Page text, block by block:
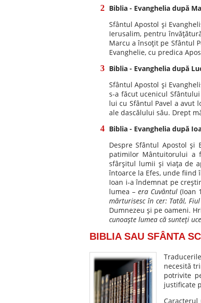
Biblia - Evanghelia după
Sfântul Apostol şi
Ierusalim, pentru
Marcu a însoţit pe Sfântul
Evanghelie, cu predica
Biblia - Evanghelia după
Sfântul Apostol şi
s-a făcut ucenicul Sfântului
lui cu Sfântul Pavel a avut
ale dascălului său. Drept
Biblia - Evanghelia după
Despre Sfântul Apostol
patimilor Mântuitorului a
sfârşitul lumii şi viaţa de
întoarce la Efes, unde fiind
Ioan i-a îndemnat pe
lumea – era Cuvântul(Ioan
mărturisesc în cer: Tatăl,
Dumnezeu şi pe oameni.
cunoaşte lumea că sunteţi
BIBLIA SAU SFÂNTA
necesită
potrivite
justificate